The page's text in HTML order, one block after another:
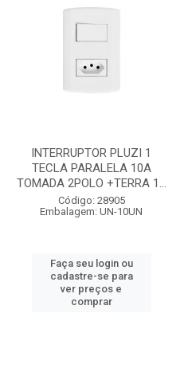
INTERRUPTOR PLUZI 1
TECLA PARALELA 10A
TOMADA 2POLO +TERRA 1...
Código: 28905
Embalagem: UN-10UN
Faça seu login ou
cadastre-se para
ver preços e
comprar